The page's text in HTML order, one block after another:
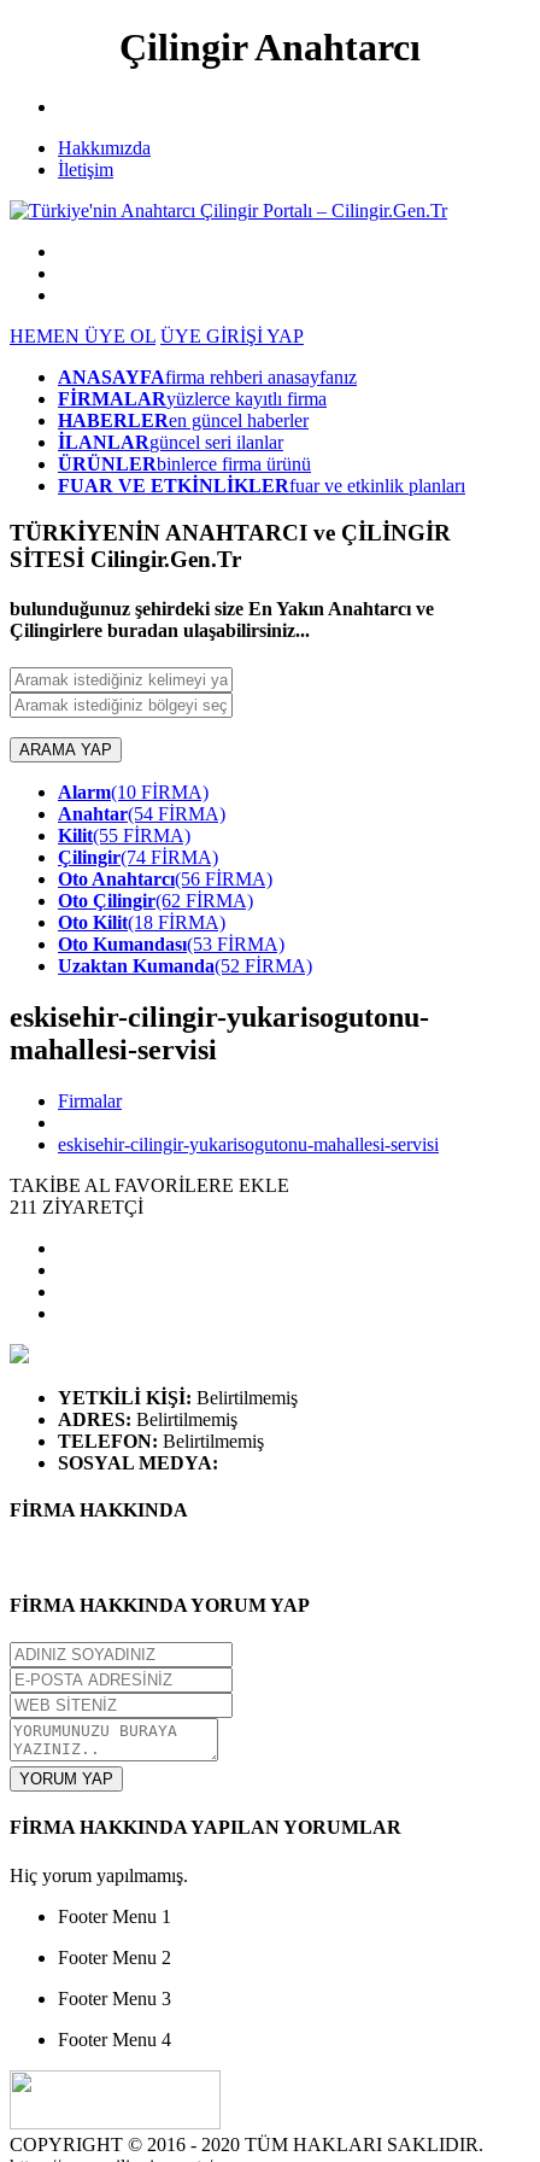
Çilingir Anahtarcı
Hakkımızda
İletişim
HEMEN ÜYE OL ÜYE GİRİŞİ YAP
ANASAYFAfirma rehberi anasayfanız
FİRMALARyüzlerce kayıtlı firma
HABERLERen güncel haberler
İLANLARgüncel seri ilanlar
ÜRÜNLERbinlerce firma ürünü
FUAR VE ETKİNLİKLERfuar ve etkinlik planları
TÜRKİYENİN ANAHTARCI ve ÇİLİNGİR
SİTESİ Cilingir.Gen.Tr
bulunduğunuz şehirdeki size En Yakın Anahtarcı ve
Çilingirlere buradan ulaşabilirsiniz...
ARAMA YAP
Alarm(10 FİRMA)
Anahtar(54 FİRMA)
Kilit(55 FİRMA)
Çilingir(74 FİRMA)
Oto Anahtarcı(56 FİRMA)
Oto Çilingir(62 FİRMA)
Oto Kilit(18 FİRMA)
Oto Kumandası(53 FİRMA)
Uzaktan Kumanda(52 FİRMA)
eskisehir-cilingir-yukarisogutonu-
mahallesi-servisi
Firmalar
eskisehir-cilingir-yukarisogutonu-mahallesi-servisi
TAKİBE AL FAVORİLERE EKLE
211 ZİYARETÇİ
YETKİLİ KİŞİ: Belirtilmemiş
ADRES: Belirtilmemiş
TELEFON: Belirtilmemiş
SOSYAL MEDYA:
FİRMA HAKKINDA
FİRMA HAKKINDA YORUM YAP
YORUM YAP
FİRMA HAKKINDA YAPILAN YORUMLAR
Hiç yorum yapılmamış.
Footer Menu 1
Footer Menu 2
Footer Menu 3
Footer Menu 4
COPYRIGHT © 2016 - 2020 TÜM HAKLARI SAKLIDIR.